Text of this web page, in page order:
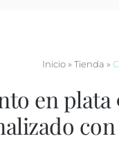
Inicio» Tienda »
en plata